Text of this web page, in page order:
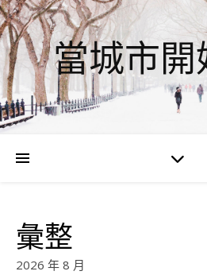
當城市
彙整
2026 年 8 月